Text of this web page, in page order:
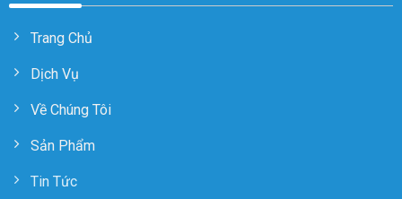
Trang Chủ
Dịch Vụ
Về Chúng Tôi
Sản Phẩm
Tin Tức